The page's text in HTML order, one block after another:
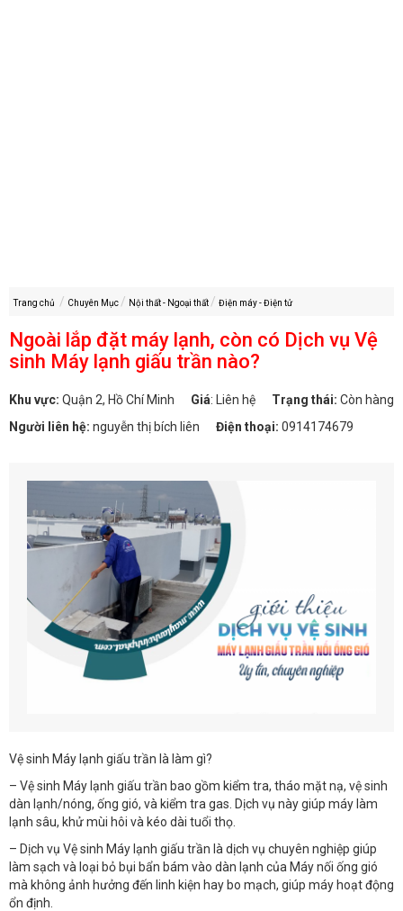
Trang chủ Chuyên Mục Nội thất - Ngoại thất Điện máy - Điện tử
Ngoài lắp đặt máy lạnh, còn có Dịch vụ Vệ
sinh Máy lạnh giấu trần nào?
Khu vực: Quận 2, Hồ Chí Minh Giá: Liên hệ Trạng thái: Còn hàng
Người liên hệ: nguyễn thị bích liên Điện thoại: 0914174679
Vệ sinh Máy lạnh giấu trần là làm gì?
– Vệ sinh Máy lạnh giấu trần bao gồm kiểm tra, tháo mặt nạ, vệ sinh
dàn lạnh/nóng, ống gió, và kiểm tra gas. Dịch vụ này giúp máy làm
lạnh sâu, khử mùi hôi và kéo dài tuổi thọ.
– Dịch vụ Vệ sinh Máy lạnh giấu trần là dịch vụ chuyên nghiệp giúp
làm sạch và loại bỏ bụi bẩn bám vào dàn lạnh của Máy nối ống gió
mà không ảnh hưởng đến linh kiện hay bo mạch, giúp máy hoạt động
ổn định.